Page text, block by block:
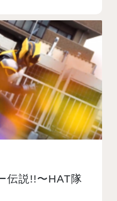
伝説!!〜HAT隊